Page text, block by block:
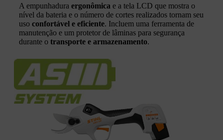
A empunhadura ergonômica e a tela LCD que mostra o
nível da bateria e o número de cortes realizados tornam seu
uso confortável e eficiente. Incluem uma ferramenta de
manutenção e um protetor de lâminas para segurança
durante o transporte e armazenamento.